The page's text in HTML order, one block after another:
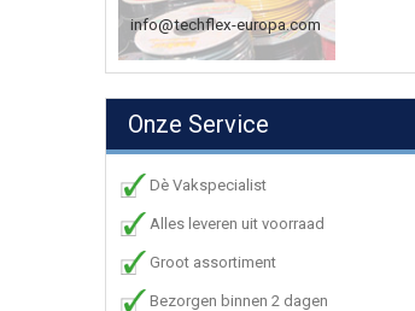
info@techflex-europa.com
Onze Service
Dè Vakspecialist
Alles leveren uit voorraad
Groot assortiment
Bezorgen binnen 2 dagen